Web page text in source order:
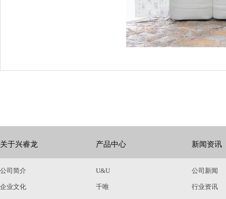
关于兴睿龙
公司简介
企业文化
产品中心
U&U
千唯
新闻资讯
公司新闻
行业资讯